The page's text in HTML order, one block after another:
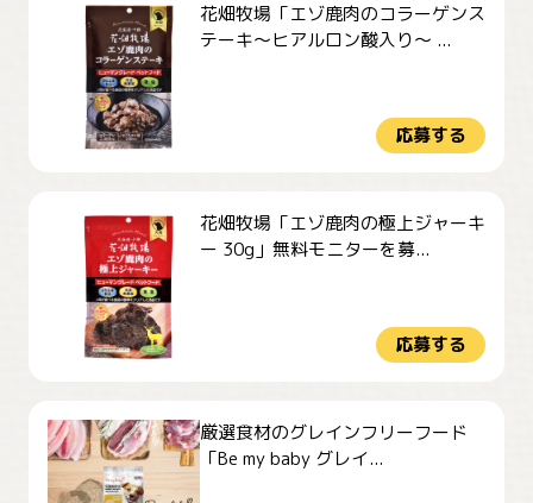
花畑牧場「エゾ鹿肉のコラーゲンス
テーキ～ヒアルロン酸入り～ ...
応募する
花畑牧場「エゾ鹿肉の極上ジャーキ
ー 30g」無料モニターを募...
応募する
厳選食材のグレインフリーフード
「Be my baby グレイ...